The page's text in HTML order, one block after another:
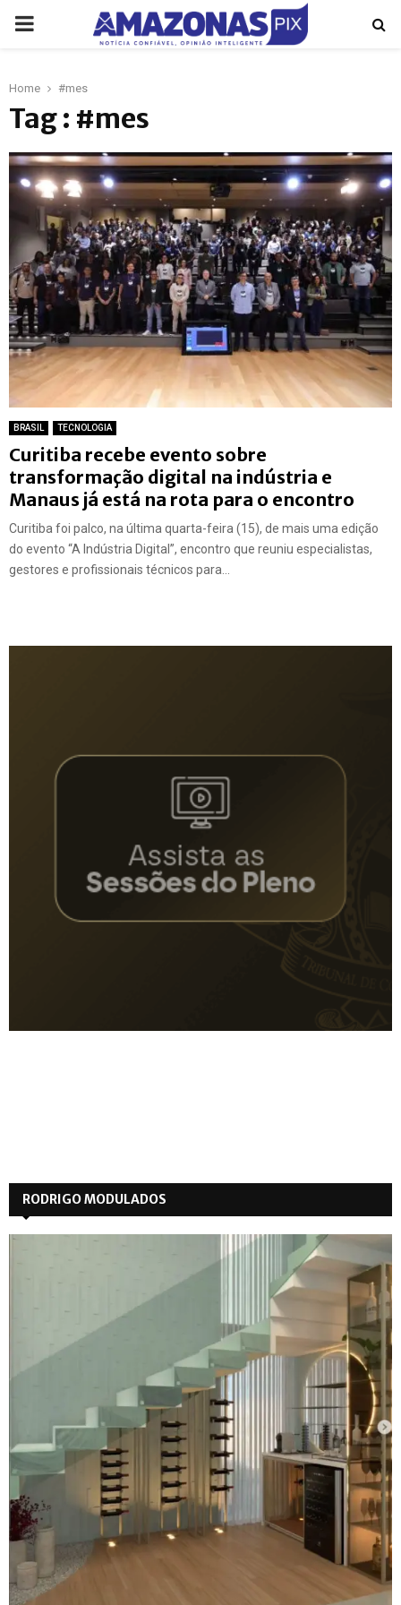
PRIMARY
Home #mes
Tag : #mes
BRASIL TECNOLOGIA
Curitiba recebe evento sobre
transformação digital na indústria e
Manaus já está na rota para o encontro
Curitiba foi palco, na última quarta-feira (15), de mais uma edição
do evento “A Indústria Digital”, encontro que reuniu especialistas,
gestores e profissionais técnicos para...
RODRIGO MODULADOS